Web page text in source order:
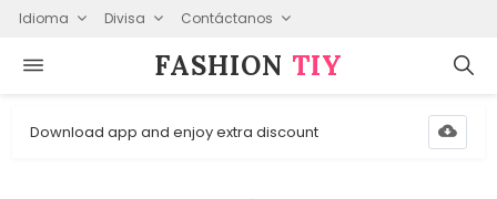
Idioma Divisa Contáctanos
FASHION⁠ TIY
Download app and enjoy extra discount